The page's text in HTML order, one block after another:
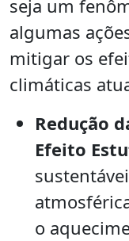
seja um
algumas
mitigar os
climáticas
Redução
Efeito
o